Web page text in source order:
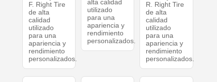
F. Right Tire
de alta
calidad
utilizado
para una
apariencia y
rendimiento
personalizados.
alta calidad
utilizado
para una
apariencia y
rendimiento
personalizados.
R. Right Tire
de alta
calidad
utilizado
para una
apariencia y
rendimiento
personalizados.